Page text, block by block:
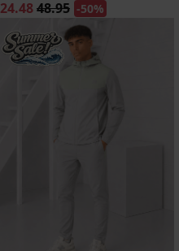
24.4848.95 -50%